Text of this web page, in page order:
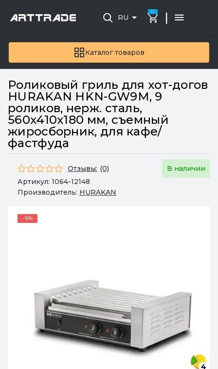
Каталог товаров
RU
0 |
Роликовый гриль для хот-догов
HURAKAN HKN-GW9M, 9
роликов, нерж. сталь,
560х410х180 мм, съемный
жиросборник, для кафе/
фастфуда
Отзывы: (0)
В наличии
Артикул: 1064-12148
Производитель: HURAKAN
-15%
4